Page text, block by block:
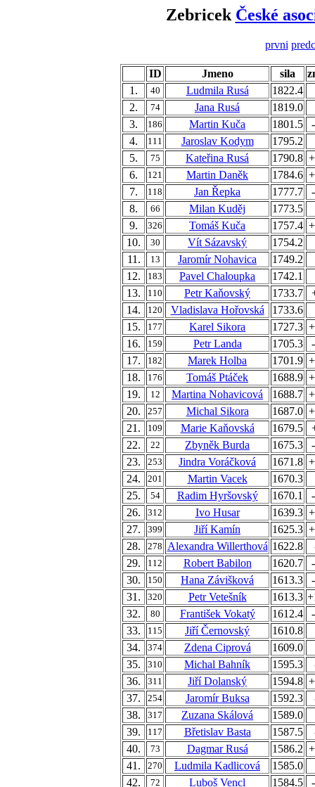
Zebricek České
prvni
ID Jmeno sila
1.
40 Ludmila Rusá
1822.4
2.
74 Jana Rusá
1819.0
3.
186 Martin Kuča 1801.5
4.
111 Jaroslav Kodym
1795.2
5.
75 Kateřina Rusá 1790.8
6.
121 Martin Daněk 1784.6
7.
118 Jan Řepka 1777.7
8.
66 Milan Kuděj
1773.5
9.
326 Tomáš Kuča 1757.4
10.
30 Vít Sázavský
1754.2
11.
13 Jaromír Nohavica
1749.2
12.
183 Pavel Chaloupka
1742.1
13.
110 Petr Kaňovský 1733.7
14.
120 Vladislava Hořovská
1733.6
15.
177 Karel Sikora 1727.3
16.
159 Petr Landa 1705.3
17.
182 Marek Holba 1701.9
18.
176 Tomáš Ptáček 1688.9
19.
12 Martina Nohavicová 1688.7
20.
257 Michal Sikora 1687.0
21.
109 Marie Kaňovská 1679.5
22.
22 Zbyněk Burda 1675.3
23.
253 Jindra Voráčková 1671.8
24.
201 Martin Vacek
1670.3
25.
54 Radim Hyršovský 1670.1
26.
312 Ivo Husar 1639.3
27.
399 Jiří Kamín 1625.3
28.
278 Alexandra Willerthová 1622.8
29.
112 Robert Babilon 1620.7
30.
150 Hana Závišková 1613.3
31.
320 Petr Vetešník 1613.3
32.
80 František Vokatý 1612.4
33.
115 Jiří Černovský
1610.8
34.
374 Zdena Ciprová
1609.0
35.
310 Michal Bahník 1595.3
36.
311 Jiří Dolanský 1594.8
37.
254 Jaromír Buksa 1592.3
38.
317 Zuzana Skálová
1589.0
39.
117 Břetislav Basta 1587.5
40.
73 Dagmar Rusá 1586.2
41.
270 Ludmila Kadlicová
1585.0
42.
72 Luboš Vencl 1584.5